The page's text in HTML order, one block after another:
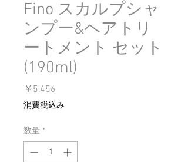
Fino スカルプシャ
ンプー&ヘアトリ
ートメント セット
(190ml)
￥5,456
格
消費税込み
数量 *